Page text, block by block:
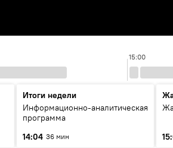
15:00
Итоги недели
Информационно-аналитическая
программа
14:04 36 мин